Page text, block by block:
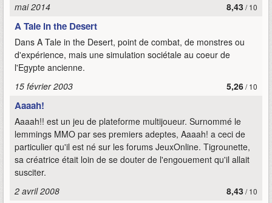
mai 2014
8,43/ 10
A Tale in the Desert
Dans A Tale in the Desert, point de combat, de monstres ou
d'expérience, mais une simulation sociétale au coeur de
l'Egypte ancienne.
15 février 2003
5,26/ 10
Aaaah!
Aaaah!! est un jeu de plateforme multijoueur. Surnommé le
lemmings MMO par ses premiers adeptes, Aaaah! a ceci de
particulier qu'il est né sur les forums JeuxOnline. Tigrounette,
sa créatrice était loin de se douter de l'engouement qu'il allait
susciter.
2 avril 2008
8,43/ 10